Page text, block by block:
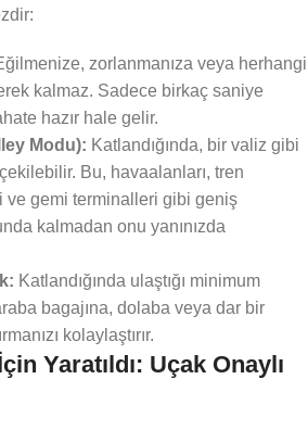
zorlanmanıza veya herhangi
kalmaz. Sadece birkaç saniye
hazır hale gelir.
Modu): Katlandığında, bir valiz gibi
Bu, havaalanları, tren
ve gemi terminalleri gibi geniş
kalmadan onu yanınızda
Katlandığında ulaştığı minimum
bagajına, dolaba veya dar bir
kolaylaştırır.
Yaratıldı: Uçak Onaylı